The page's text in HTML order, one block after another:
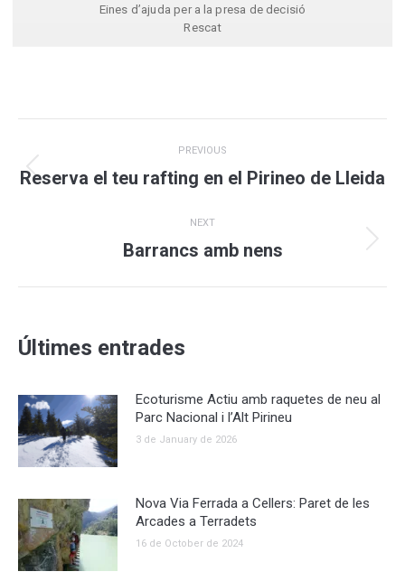
Eines d’ajuda per a la presa de decisió
Rescat
navigation
PREVIOUS
Previous
Reserva el teu rafting en el Pirineo de Lleida
NEXT
Next
Barrancs amb nens
Últimes entrades
Ecoturisme Actiu amb raquetes de neu al
Parc Nacional i l’Alt Pirineu
3 de January de 2026
Nova Via Ferrada a Cellers: Paret de les
Arcades a Terradets
16 de October de 2024